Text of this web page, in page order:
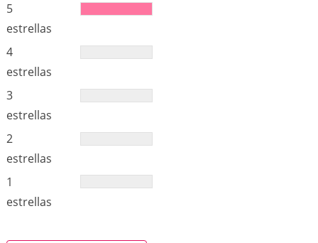
5
estrellas
4
estrellas
3
estrellas
2
estrellas
1
estrellas